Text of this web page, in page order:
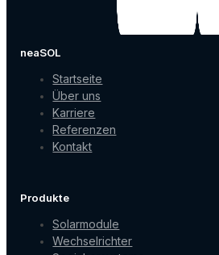
neaSOL
Startseite
Über uns
Karriere
Referenzen
Kontakt
Produkte
Solarmodule
Wechselrichter